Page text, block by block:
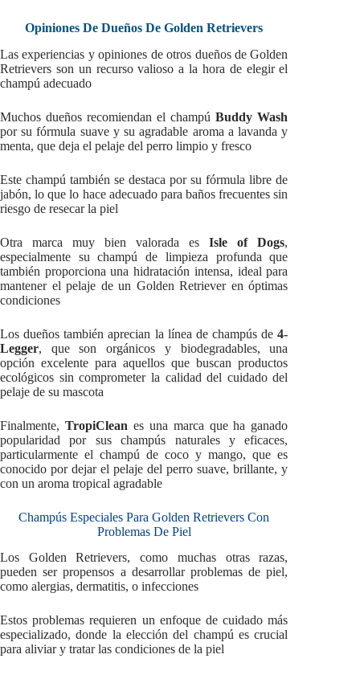
Opiniones De Dueños De Golden Retrievers
Las experiencias y opiniones de otros dueños de Golden
Retrievers son un recurso valioso a la hora de elegir el
champú adecuado
Muchos dueños recomiendan el champúBuddy Wash
por su fórmula suave y su agradable aroma a lavanda y
menta, que deja el pelaje del perro limpio y fresco
Este champú también se destaca por su fórmula libre de
jabón, lo que lo hace adecuado para baños frecuentes sin
riesgo de resecar la piel
Otra marca muy bien valorada esIsle of Dogs,
especialmente su champú de limpieza profunda que
también proporciona una hidratación intensa, ideal para
mantener el pelaje de un Golden Retriever en óptimas
condiciones
Los dueños también aprecian la línea de champús de4-
Legger, que son orgánicos y biodegradables, una
opción excelente para aquellos que buscan productos
ecológicos sin comprometer la calidad del cuidado del
pelaje de su mascota
Finalmente, TropiClean es una marca que ha ganado
popularidad por sus champús naturales y eficaces,
particularmente el champú de coco y mango, que es
conocido por dejar el pelaje del perro suave, brillante, y
con un aroma tropical agradable
Champús Especiales Para Golden Retrievers Con
Problemas De Piel
Los Golden Retrievers, como muchas otras razas,
pueden ser propensos a desarrollar problemas de piel,
como alergias, dermatitis, o infecciones
Estos problemas requieren un enfoque de cuidado más
especializado, donde la elección del champú es crucial
para aliviar y tratar las condiciones de la piel